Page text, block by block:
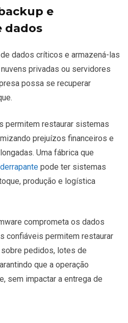
e
dados
dados críticos e armazená-las
privadas ou servidores
possa se recuperar
permitem restaurar sistemas
prejuízos financeiros e
Uma fábrica que
pode ter sistemas
produção e logística
comprometa os dados
confiáveis permitem restaurar
pedidos, lotes de
que a operação
sem impactar a entrega de